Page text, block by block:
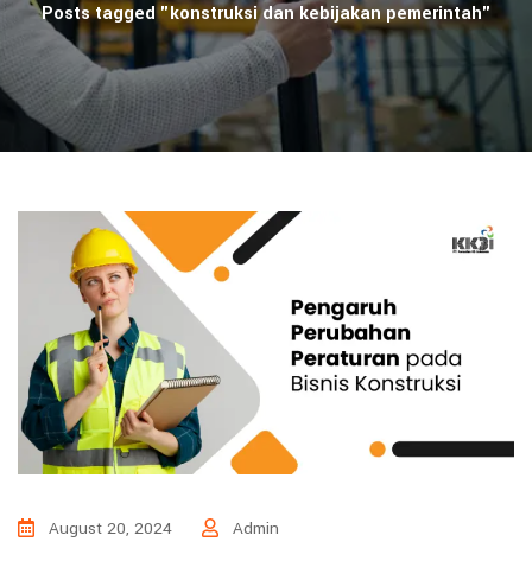
Posts tagged "konstruksi dan kebijakan pemerintah"
August 20, 2024 Admin